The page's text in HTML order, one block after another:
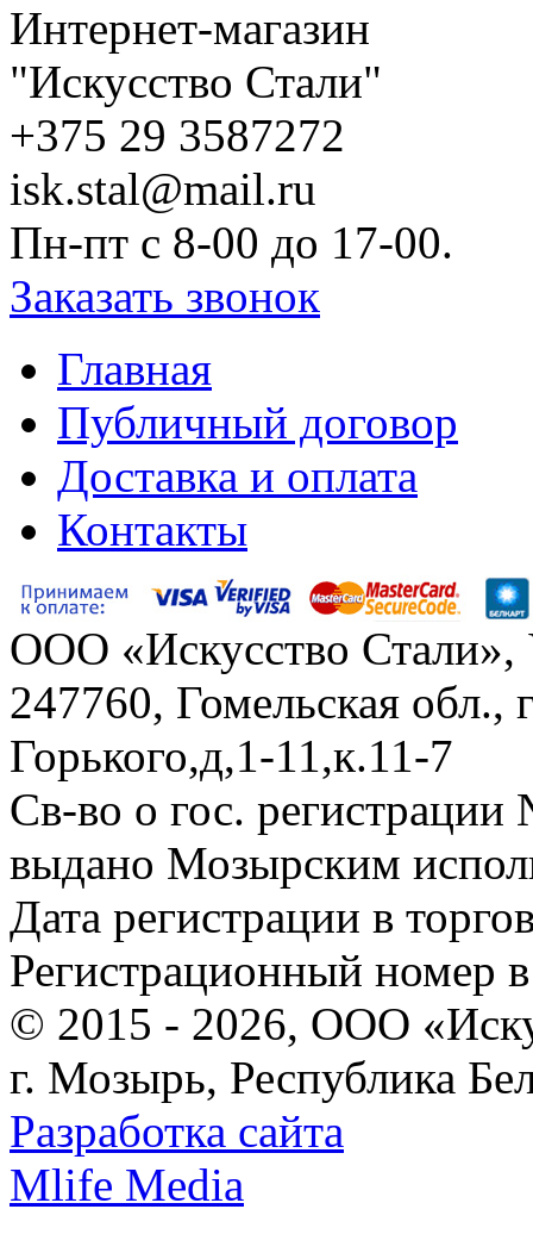
Интернет-магазин
"Искусство Стали"
+375 29 3587272
isk.stal@mail.ru
Пн-пт c 8-00 до 17-00.
Заказать звонок
Главная
Публичный договор
Доставка и оплата
Контакты
ООО «Искусство
247760, Гомельская
Горького,д,1-11,к.11-7
Св-во о гос.
выдано Мозырским
Дата регистрации в
Регистрационный номер
© 2015 - 2026, ООО
г. Мозырь, Республика
Разработка сайта
Mlife Media